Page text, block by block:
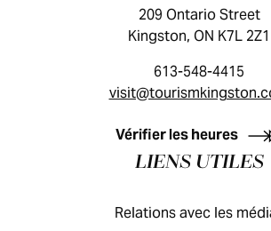
GUIDE DES
209 Ontario Street
Kingston, ON K7L 2Z1
613-548-4415
Vérifier les heures
LIENS UTILES
Relations avec les